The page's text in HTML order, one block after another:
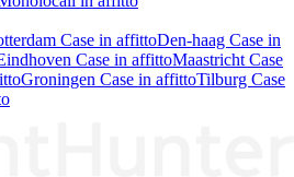
Case in affittoDen-haag Case in
Case in affittoMaastricht Case
Groningen Case in affittoTilburg Case